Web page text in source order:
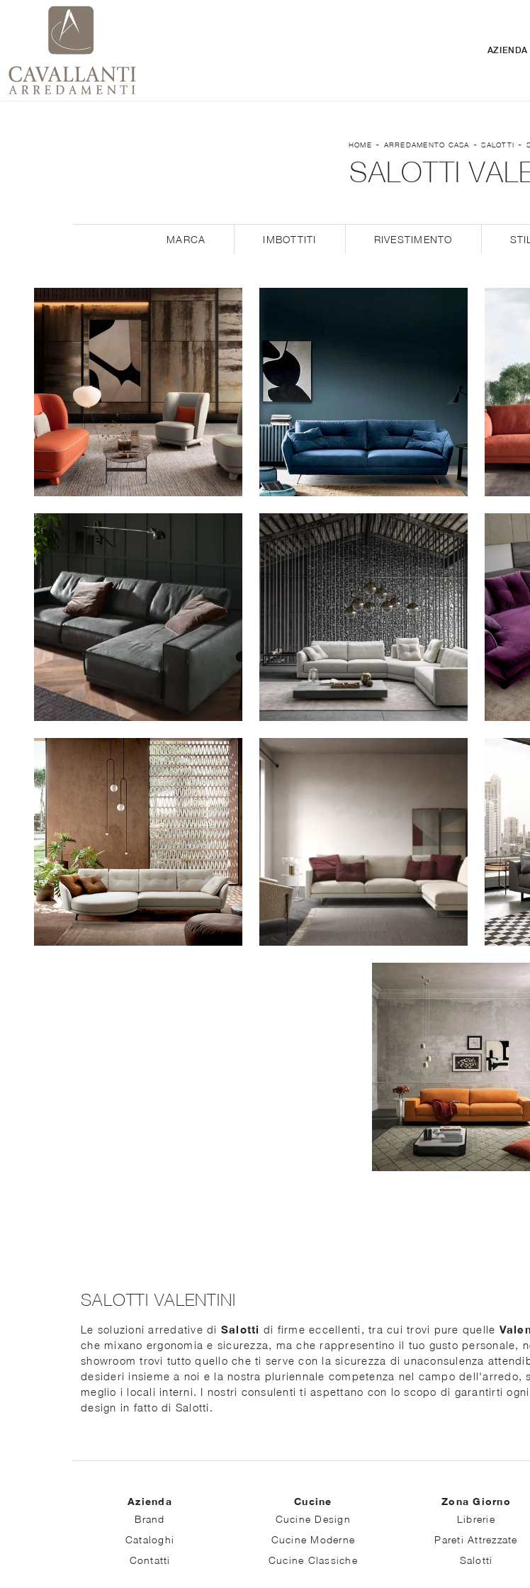
AZIENDA
HOME - ARREDAMENTO CASA -SALOTTI -
SALOTTI
MARCA IMBOTTITI RIVESTIMENTO
SALOTTI VALENTINI
Le soluzioni arredative di Salotti di firme eccellenti, tra cui trovi pure quelle
che mixano ergonomia e sicurezza, ma che rappresentino il tuo gusto
showroom trovi tutto quello che ti serve con la sicurezza di unaconsulenza
desideri insieme a noi e la nostra pluriennale competenza nel campo dell'arredo,
meglio i locali interni. I nostri consulenti ti aspettano con lo scopo di garantirti
design in fatto di Salotti.
Azienda
Brand
Cataloghi
Contatti
Cucine
Cucine Design
Cucine Moderne
Cucine Classiche
Zona Giorno
Librerie
Pareti Attrezzate
Salotti